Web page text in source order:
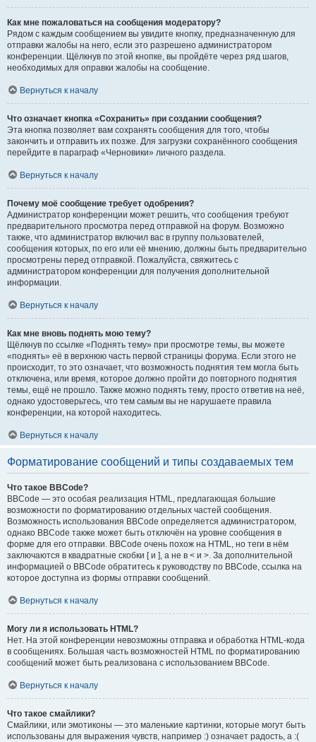
Как мне пожаловаться на сообщения модератору?
Рядом с каждым сообщением вы увидите кнопку, предназначенную для
отправки жалобы на него, если это разрешено администратором
конференции. Щёлкнув по этой кнопке, вы пройдёте через ряд шагов,
необходимых для оправки жалобы на сообщение.
Вернуться к началу
Что означает кнопка «Сохранить» при создании сообщения?
Эта кнопка позволяет вам сохранять сообщения для того, чтобы
закончить и отправить их позже. Для загрузки сохранённого сообщения
перейдите в параграф «Черновики» личного раздела.
Вернуться к началу
Почему моё сообщение требует одобрения?
Администратор конференции может решить, что сообщения требуют
предварительного просмотра перед отправкой на форум. Возможно
также, что администратор включил вас в группу пользователей,
сообщения которых, по его или её мнению, должны быть предварительно
просмотрены перед отправкой. Пожалуйста, свяжитесь с
администратором конференции для получения дополнительной
информации.
Вернуться к началу
Как мне вновь поднять мою тему?
Щёлкнув по ссылке «Поднять тему» при просмотре темы, вы можете
«поднять» её в верхнюю часть первой страницы форума. Если этого не
происходит, то это означает, что возможность поднятия тем могла быть
отключена, или время, которое должно пройти до повторного поднятия
темы, ещё не прошло. Также можно поднять тему, просто ответив на неё,
однако удостоверьтесь, что тем самым вы не нарушаете правила
конференции, на которой находитесь.
Вернуться к началу
Форматирование сообщений и типы создаваемых тем
Что такое BBCode?
BBCode — это особая реализация HTML, предлагающая большие
возможности по форматированию отдельных частей сообщения.
Возможность использования BBCode определяется администратором,
однако BBCode также может быть отключён на уровне сообщения в
форме для его отправки. BBCode очень похож на HTML, но теги в нём
заключаются в квадратные скобки [ и ], а не в < и >. За дополнительной
информацией о BBCode обратитесь к руководству по BBCode, ссылка на
которое доступна из формы отправки сообщений.
Вернуться к началу
Могу ли я использовать HTML?
Нет. На этой конференции невозможны отправка и обработка HTML-кода
в сообщениях. Большая часть возможностей HTML по форматированию
сообщений может быть реализована с использованием BBCode.
Вернуться к началу
Что такое смайлики?
Смайлики, или эмотиконы — это маленькие картинки, которые могут быть
использованы для выражения чувств, например :) означает радость, а :(